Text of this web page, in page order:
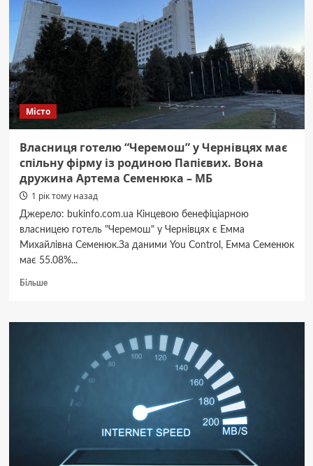
закупівлі
автомобілів
для
військових.
Для
її
удвічі
збільшили
мер
міста
Клічук
Місто
Власниця готелю “Черемош” у Чернівцях має
спільну фірму із родиною Папієвих. Вона
дружина Артема Семенюка – МБ
1 рік тому назад
Джерело: bukinfo.com.ua Кінцевою бенефіціарною
власницею готель "Черемош" у Чернівцях є Емма
Михайлівна Семенюк.За даними You Control, Емма Семенюк
має 55.08%...
БільшеДокладніше
готелю
спільну